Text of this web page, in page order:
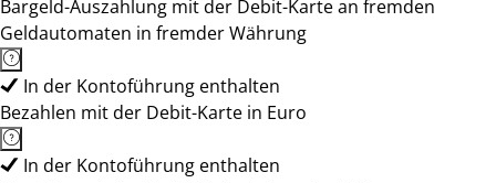
Bargeld-Auszahlung mit der Debit-Karte an fremden
Geldautomaten in fremder Währung
In der Kontoführung enthalten
Bezahlen mit der Debit-Karte in Euro
In der Kontoführung enthalten